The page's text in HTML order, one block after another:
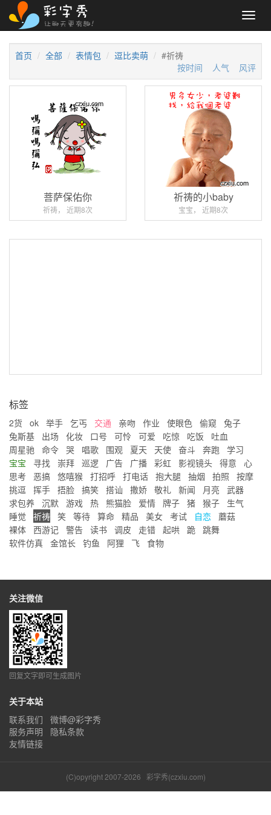
首页 全部 表情包 逗比卖萌
#祈祷
按时间
人气 风评
菩萨保佑你
祈祷， 近期8次
祈祷的小baby
宝宝， 近期8次
标签
2货 ok 举手 乞丐 交通 亲吻 作业 使眼色 偷窥
兔子
兔斯基
出场 化妆 口号 可怜 可爱 吃惊 吃饭
吐血
周星驰 命令 哭 唱歌 围观 夏天 天使 奋斗 奔跑 学习
宝宝
寻找 崇拜 巡逻 广告 广播 彩虹 影视镜头 得意
心
思考
恶搞 悠嘻猴 打招呼 打电话 抱大腿 抽烟 拍照
按摩
挑逗 挥手 捂脸 搞笑 搭讪 撒娇 敬礼 新闻 月亮
武器
求包养
沉默 游戏 热 熊猫脸 爱情 牌子 猪 猴子
生气
睡觉
祈祷 笑 等待 算命 精品 美女 考试 自恋
蘑菇
裸体 西游记 警告 读书 调皮 走错 起哄 跪
跳舞
软件仿真 金馆长 钓鱼 阿狸 飞 食物
关注微信
回复文字即可生成图片
关于本站
联系我们
微博@彩字秀
服务声明
隐私条款
友情链接
(C)opyright 2007-2026 彩字秀(czxiu.com)